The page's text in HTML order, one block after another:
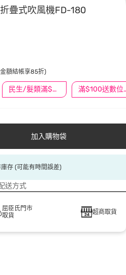
疊式吹風機FD-180
民生/髮類滿$388送舒潔冰巾 滿
額結帳享85折)
加入購物袋
存 (可能有時間誤差)
送方式
屈臣氏門市
取貨
超商取貨